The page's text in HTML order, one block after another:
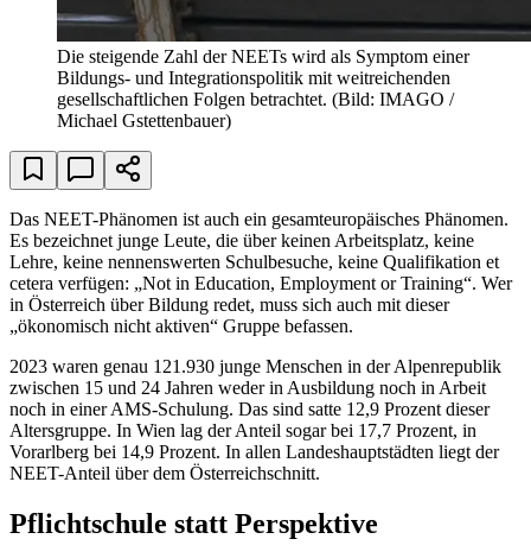
Die steigende Zahl der NEETs wird als Symptom einer
Bildungs- und Integrationspolitik mit weitreichenden
gesellschaftlichen Folgen betrachtet. (Bild: IMAGO /
Michael Gstettenbauer)
Das NEET-Phänomen ist auch ein gesamteuropäisches Phänomen.
Es bezeichnet junge Leute, die über keinen Arbeitsplatz, keine
Lehre, keine nennenswerten Schulbesuche, keine Qualifikation et
cetera verfügen: „Not in Education, Employment or Training“. Wer
in Österreich über Bildung redet, muss sich auch mit dieser
„ökonomisch nicht aktiven“ Gruppe befassen.
2023 waren genau 121.930 junge Menschen in der Alpenrepublik
zwischen 15 und 24 Jahren weder in Ausbildung noch in Arbeit
noch in einer AMS-Schulung. Das sind satte 12,9 Prozent dieser
Altersgruppe. In Wien lag der Anteil sogar bei 17,7 Prozent, in
Vorarlberg bei 14,9 Prozent. In allen Landeshauptstädten liegt der
NEET-Anteil über dem Österreichschnitt.
Pflichtschule statt Perspektive